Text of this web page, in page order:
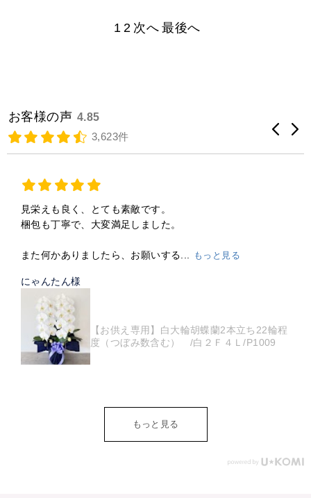
1 2 次へ 最後へ
お客様の声 4.85
3,623件
見栄えも良く、とても素敵です。
梱包も丁寧で、大変満足しました。
また何かありましたら、お願いする... もっと見る
にゃんたん様
【お供え専用】白大輪胡蝶蘭2本立ち22輪程
度（つぼみ数含む） /白２Ｆ４Ｌ/P1009
もっと見る